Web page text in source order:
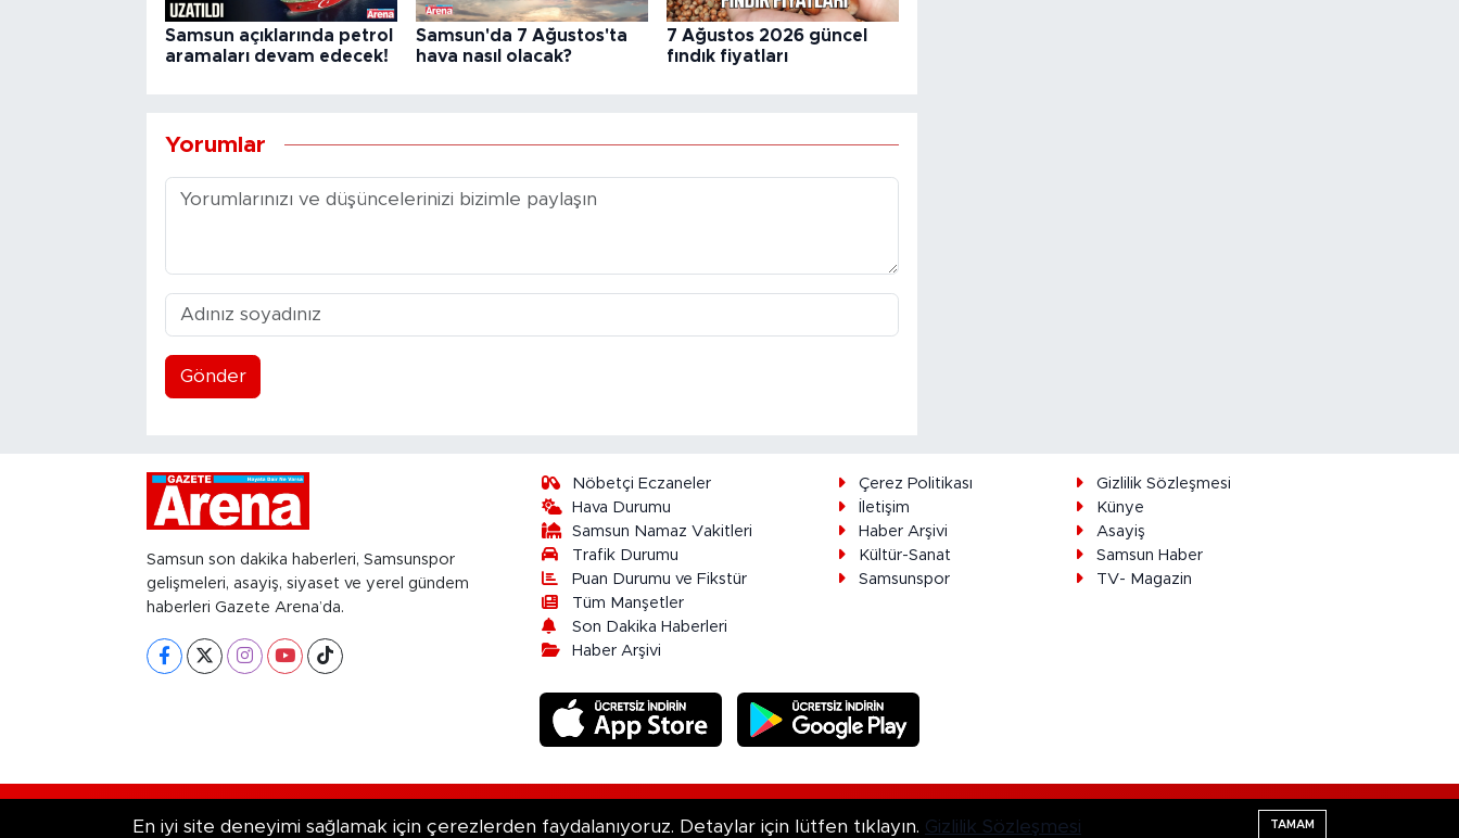
Samsun açıklarında petrol
aramaları devam edecek!
Samsun'da 7 Ağustos'ta
hava nasıl olacak?
7 Ağustos 2026 güncel
fındık fiyatları
Yorumlar
Gönder
Samsun son dakika haberleri, Samsunspor
gelişmeleri, asayiş, siyaset ve yerel gündem
haberleri Gazete Arena’da.
Nöbetçi Eczaneler
Hava Durumu
Samsun Namaz Vakitleri
Trafik Durumu
Puan Durumu ve Fikstür
Tüm Manşetler
Son Dakika Haberleri
Haber Arşivi
Çerez Politikası
Gizlilik Sözleşmesi
İletişim
Künye
Haber Arşivi
Asayiş
Kültür-Sanat
Samsun Haber
Samsunspor
TV- Magazin
RSS Copyright © 2026. Her hakkı saklıdır. TE Bilişim
En iyi site deneyimi sağlamak için çerezlerden faydalanıyoruz. Detaylar için lütfen tıklayın. Gizlilik Sözleşmesi TAMAM